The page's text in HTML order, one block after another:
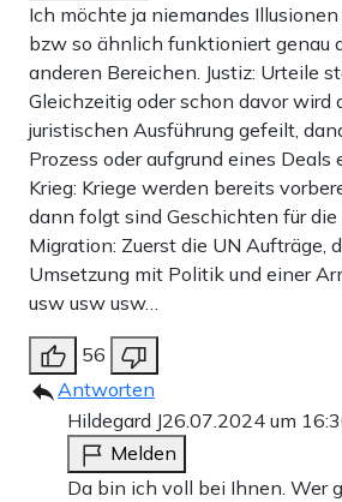
Ich möchte ja niemandes
bzw so ähnlich funktioniert genau
anderen Bereichen. Justiz: Urteile
Gleichzeitig oder schon davor wird
juristischen Ausführung gefeilt,
Prozess oder aufgrund eines Deals
Krieg: Kriege werden bereits
dann folgt sind Geschichten für
Migration: Zuerst die UN Aufträge,
Umsetzung mit Politik und einer
usw usw usw…
56
Antworten
Hildegard J26.07.2024 um
Melden
Da bin ich voll bei Ihnen. Wer